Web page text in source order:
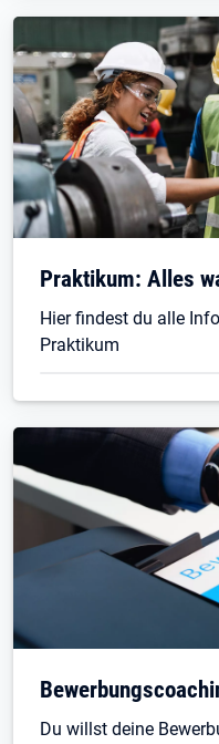
Praktikum: Alles
Hier findest du alle
Praktikum
Du willst deine